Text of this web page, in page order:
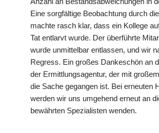
Eine sorgfältige Beobachtung durch
machte rasch klar, dass ein Kollege
Tat entlarvt wurde. Der überführte
wurde unmittelbar entlassen, und wir
Regress. Ein großes Dankeschön an
der Ermittlungsagentur, der mit
die Sache gegangen ist. Bei erneuten
werden wir uns umgehend erneut an
bewährten Spezialisten wenden.